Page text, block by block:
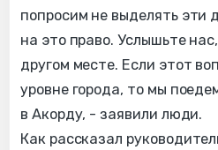
попросим не выделять эти
на это право. Услышьте
другом месте. Если этот
уровне города, то мы
в Акорду, - заявили люди.
Как рассказал